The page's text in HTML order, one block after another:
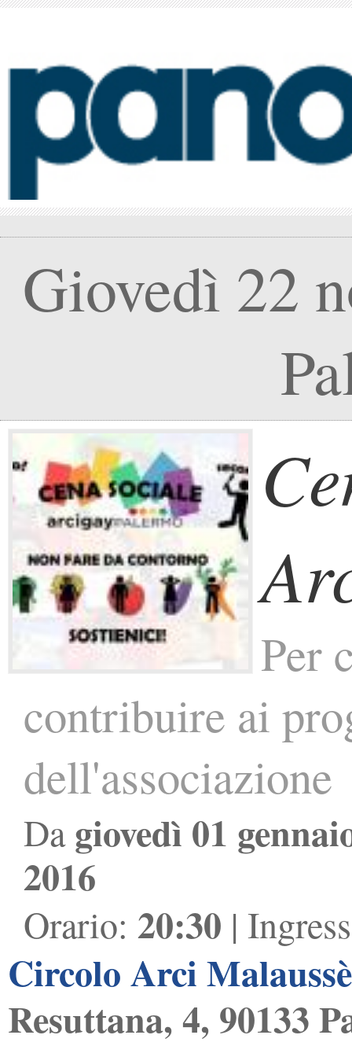
Giovedì 22
Per
contribuire ai
dell'associazione
Dagiovedì 01
2016
Orario: 20:30 |
Circolo Arci
Resuttana, 4, 90133